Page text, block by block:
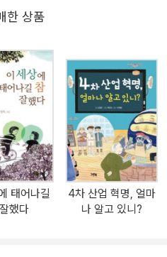
나라에서는 원자력 발전을 두고
할지, 폐쇄할지 결정을 하기란 참
우라늄이 다른 발전 연료보다 쌀
는 데에는 훨씬 더 많은 비용이 들
결코 싼 발전 방식이라고 할 수 없
온실가스를 배출하지 않아 지구
. 그러나 실상을 들어다보면 원자
는 온실가스가 적을 뿐, 폐기물을
실가스가 배출됩니다. 그러고 보면
않습니다. 원자력 발전은 정말 우
한 상품
태어나길
했다
4차 산업 혁명, 얼마
나 알고 있니?